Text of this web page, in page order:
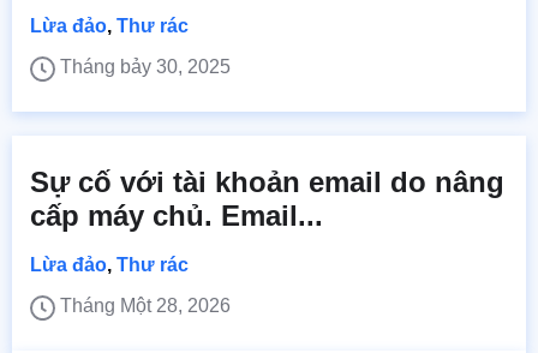
Lừa đảo, Thư rác
Tháng bảy 30, 2025
Sự cố với tài khoản email do nâng
cấp máy chủ. Email...
Lừa đảo, Thư rác
Tháng Một 28, 2026